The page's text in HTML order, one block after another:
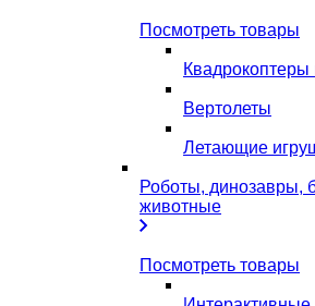
Посмотреть товары
Квадрокоптеры
Вертолеты
Летающие
Роботы, динозавры,
животные
Посмотреть товары